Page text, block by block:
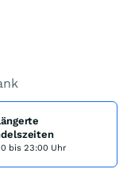
bis 23:00 Uhr